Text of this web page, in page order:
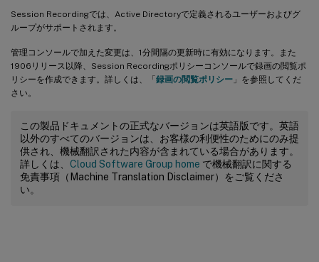
Session Recordingでは、Active Directoryで定義されるユーザーおよびグ
ループがサポートされます。
管理コンソールで加えた変更は、1分間隔の更新時に有効になります。また
1906リリース以降、Session Recordingポリシーコンソールで録画の閲覧ポ
リシーを作成できます。詳しくは、「録画の閲覧ポリシー 」を参照してくだ
さい。
この製品ドキュメントの正式なバージョンは英語版です。英語
以外のすべてのバージョンは、お客様の利便性のためにのみ提
供され、機械翻訳された内容が含まれている場合があります。
詳しくは、 Cloud Software Group home で機械翻訳に関する
免責事項（Machine Translation Disclaimer）をご覧くださ
い。